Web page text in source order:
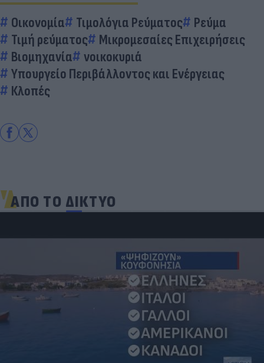
Οικονομία Τιμολόγια Ρεύματος
Ρεύμα
Τιμή ρεύματος
Μικρομεσαίες Επιχειρήσεις
Βιομηχανία
νοικοκυριά
Υπουργείο Περιβάλλοντος και Ενέργειας
Κλοπές
ΑΠΟ ΤΟ ΔΙΚΤΥΟ